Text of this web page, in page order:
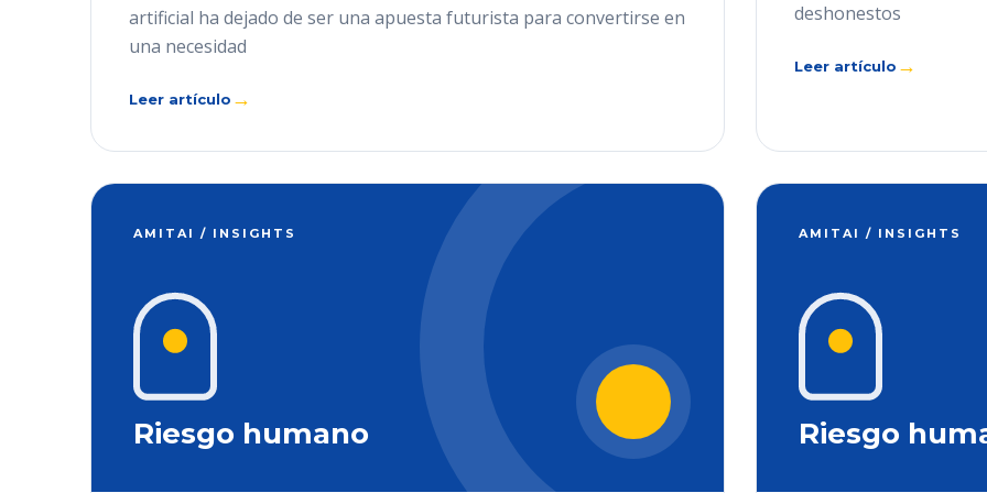
artificial ha dejado de ser una apuesta futurista para convertirse en
una necesidad
Leer artículo →
deshonestos
Leer artículo →
AMITAI / INSIGHTS
Riesgo humano
AMITAI / INSIGHTS
Riesgo